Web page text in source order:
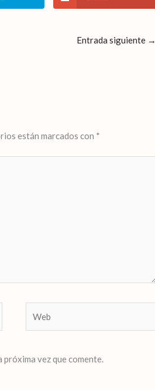
Entrada siguiente →
están marcados con *
vez que comente.